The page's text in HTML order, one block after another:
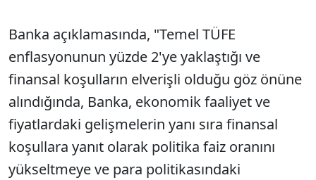
Banka açıklamasında, "Temel TÜFE
enflasyonunun yüzde 2'ye yaklaştığı ve
finansal koşulların elverişli olduğu göz önüne
alındığında, Banka, ekonomik faaliyet ve
fiyatlardaki gelişmelerin yanı sıra finansal
koşullara yanıt olarak politika faiz oranını
yükseltmeye ve para politikasındaki